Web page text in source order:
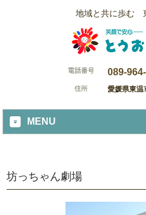
地域と共に歩む
089-
愛媛県東温
MENU
坊っちゃん劇場